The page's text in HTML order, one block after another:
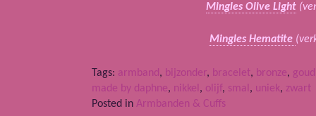
Mingles Olive Light
Mingles Hematite
Tags: armband , bijzonder, bracelet, bronze, goud
made by daphne, nikkel , olijf, smal , uniek, zwart
Posted in Armbanden & Cuffs